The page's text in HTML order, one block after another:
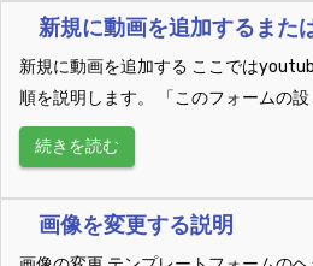
新規に動画を追加するまた
新規に動画を追加する ここでは
順を説明します。 「このフォームの設
続きを読む
画像を変更する説明